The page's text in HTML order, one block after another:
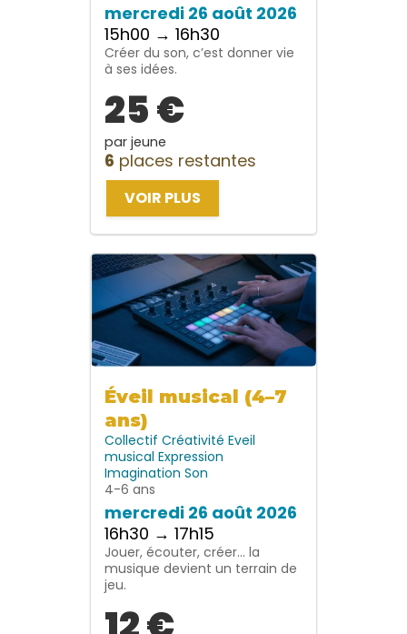
mercredi 26 août 2026
15h00 → 16h30
Créer du son, c’est donner vie
à ses idées.
25 €
par jeune
6 places restantes
VOIR PLUS
Éveil musical (4–7
ans)
Collectif Créativité Eveil
musical Expression
Imagination Son
4-6 ans
mercredi 26 août 2026
16h30 → 17h15
Jouer, écouter, créer… la
musique devient un terrain de
jeu.